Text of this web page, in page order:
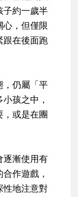
子約一歲半
，但僅限
跟在後面跑
，仍屬「平
孩之中，
，或是在團
逐漸使用有
作遊戲，
性地注意對